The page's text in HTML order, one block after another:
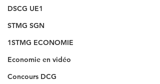
DSCG UE1
STMG SGN
1STMG ECONOMIE
Economie en vidéo
Concours DCG